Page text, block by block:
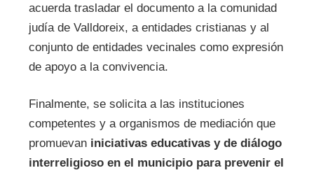
acuerda trasladar el documento a la comunidad
judía de Valldoreix, a entidades cristianas y al
conjunto de entidades vecinales como expresión
de apoyo a la convivencia.
Finalmente, se solicita a las instituciones
competentes y a organismos de mediación que
promuevan iniciativas educativas y de diálogo
interreligioso en el municipio para prevenir el